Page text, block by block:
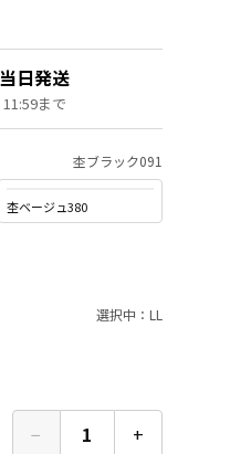
当日発送
11:59まで
杢ブラック091
杢ベージュ380
選択中：LL
− 1 +